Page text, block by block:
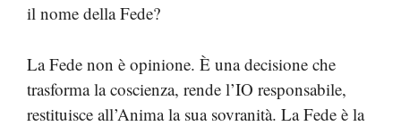
il nome della Fede?
La Fede non è opinione. È una decisione che
trasforma la coscienza, rende l’IO responsabile,
restituisce all’Anima la sua sovranità. La Fede è la